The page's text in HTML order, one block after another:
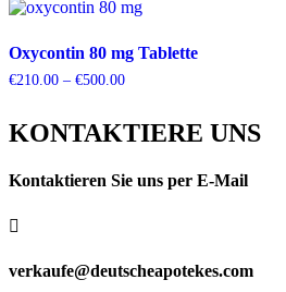
Oxycontin 80 mg Tablette
€210.00 – €500.00Preisspanne:
€500.00
KONTAKTIERE UNS
Kontaktieren Sie uns per E-Mail

verkaufe@deutscheapotekes.com